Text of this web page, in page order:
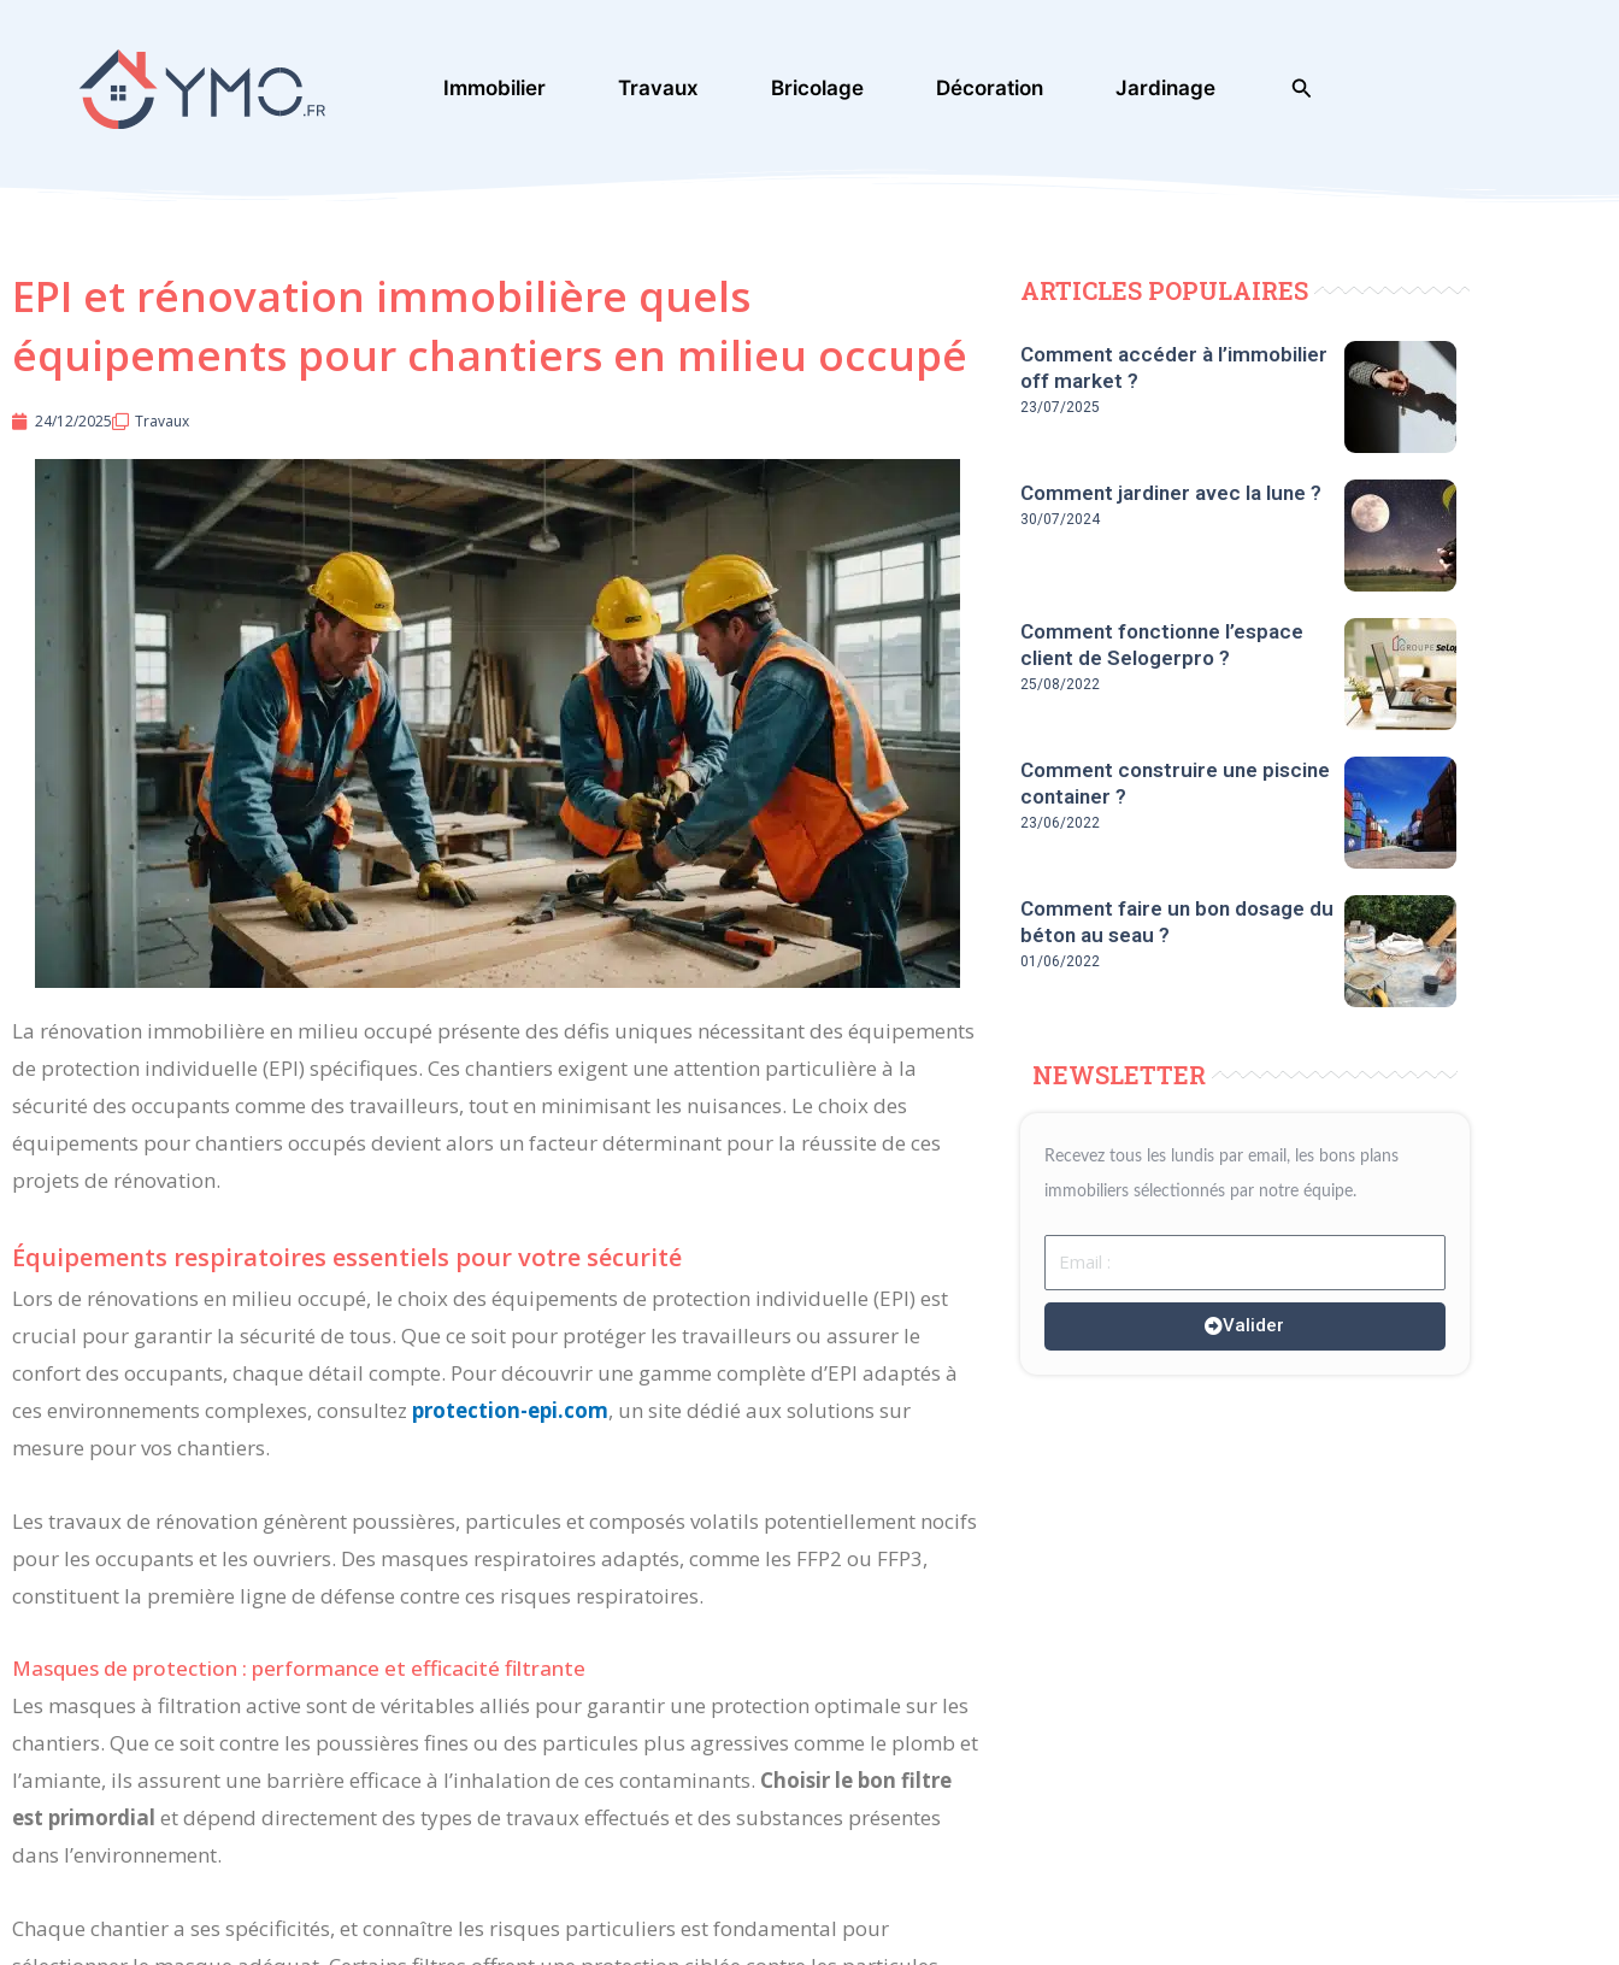
Immobilier Travaux Bricolage Décoration Jardinage Rechercher
EPI et rénovation immobilière quels
équipements pour chantiers en milieu occupé
24/12/2025 Travaux
La rénovation immobilière en milieu occupé présente des défis uniques nécessitant des équipements
de protection individuelle (EPI) spécifiques. Ces chantiers exigent une attention particulière à la
sécurité des occupants comme des travailleurs, tout en minimisant les nuisances. Le choix des
équipements pour chantiers occupés devient alors un facteur déterminant pour la réussite de ces
projets de rénovation.
Équipements respiratoires essentiels pour votre sécurité
Lors de rénovations en milieu occupé, le choix des équipements de protection individuelle (EPI) est
crucial pour garantir la sécurité de tous. Que ce soit pour protéger les travailleurs ou assurer le
confort des occupants, chaque détail compte. Pour découvrir une gamme complète d’EPI adaptés à
ces environnements complexes, consultez protection-epi.com, un site dédié aux solutions sur
mesure pour vos chantiers.
Les travaux de rénovation génèrent poussières, particules et composés volatils potentiellement nocifs
pour les occupants et les ouvriers. Des masques respiratoires adaptés, comme les FFP2 ou FFP3,
constituent la première ligne de défense contre ces risques respiratoires.
Masques de protection : performance et efficacité filtrante
Les masques à filtration active sont de véritables alliés pour garantir une protection optimale sur les
chantiers. Que ce soit contre les poussières fines ou des particules plus agressives comme le plomb et
l’amiante, ils assurent une barrière efficace à l’inhalation de ces contaminants. Choisir le bon filtre
est primordial et dépend directement des types de travaux effectués et des substances présentes
dans l’environnement.
Chaque chantier a ses spécificités, et connaître les risques particuliers est fondamental pour
ARTICLES POPULAIRES
Comment accéder à l’immobilier
off market ?
23/07/2025
Comment jardiner avec la lune ?
30/07/2024
Comment fonctionne l’espace
client de Selogerpro ?
25/08/2022
Comment construire une piscine
container ?
23/06/2022
Comment faire un bon dosage du
béton au seau ?
01/06/2022
NEWSLETTER
Recevez tous les lundis par email, les bons plans
immobiliers sélectionnés par notre équipe.
Email
Valider